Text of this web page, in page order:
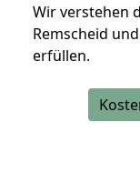
Wir verstehen
Remscheid
erfüllen.